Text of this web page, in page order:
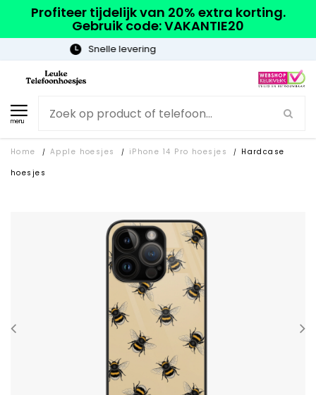
Profiteer tijdelijk van 20% extra korting.
Gebruik code: VAKANTIE20
Gratis verzending
menu
Home / Apple hoesjes / iPhone 14 Pro hoesjes /
Hardcase
hoesjes